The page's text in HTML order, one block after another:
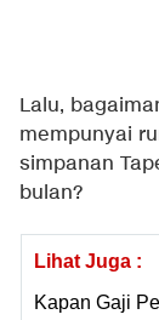
Lalu,
mempunyai
simpanan
bulan?
Lihat Juga :
Kapan Gaji